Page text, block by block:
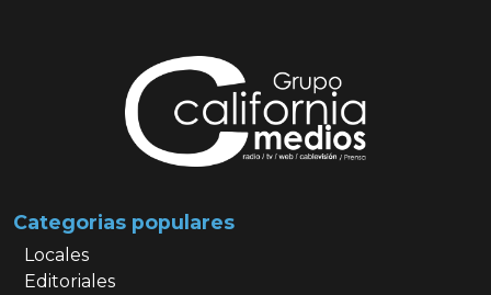
Categorias populares
Locales
Editoriales